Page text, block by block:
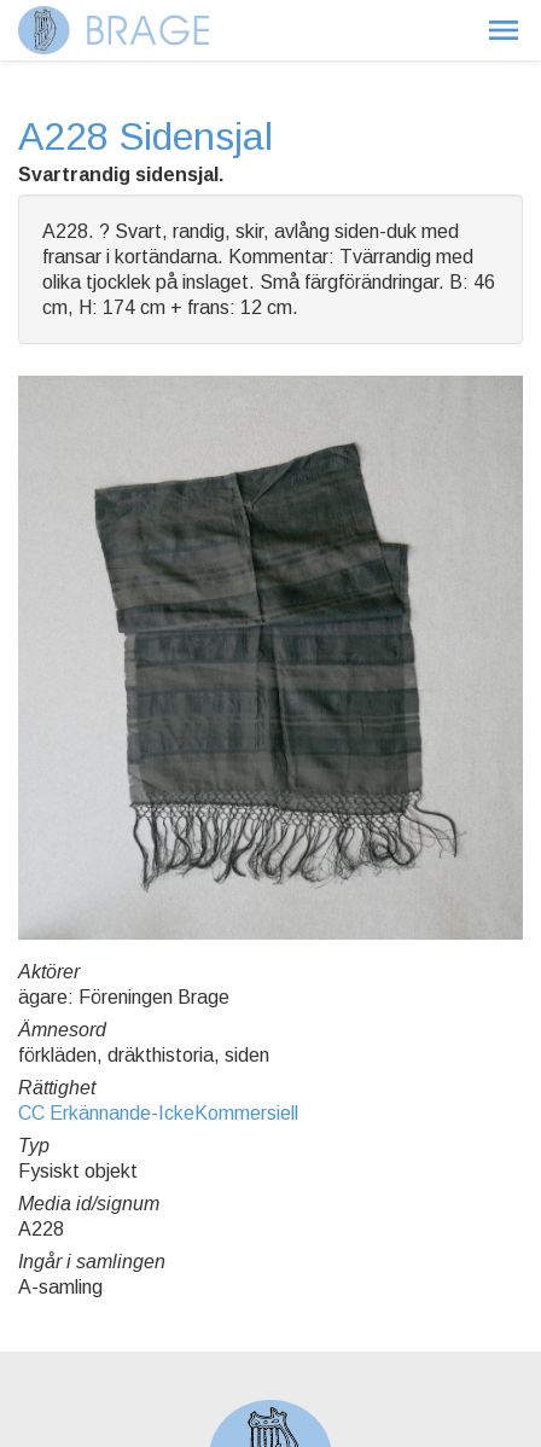
A228 Sidensjal
Svartrandig sidensjal.
A228. ? Svart, randig, skir, avlång siden-duk med
fransar i kortändarna. Kommentar: Tvärrandig med
olika tjocklek på inslaget. Små färgförändringar. B: 46
cm, H: 174 cm + frans: 12 cm.
Aktörer
ägare: Föreningen Brage
Ämnesord
förkläden, dräkthistoria, siden
Rättighet
CC Erkännande-IckeKommersiell
Typ
Fysiskt objekt
Media id/signum
A228
Ingår i samlingen
A-samling